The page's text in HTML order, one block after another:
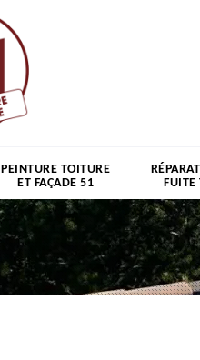
PEINTURE TOITURE
ET FAÇADE 51
FUITE